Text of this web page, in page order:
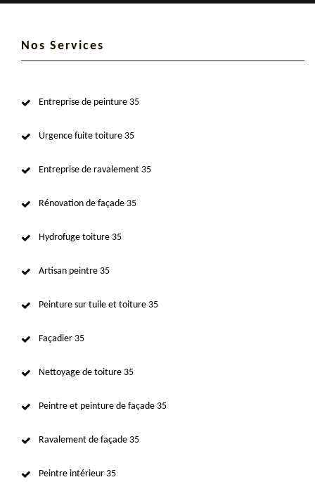
Nos Services
Entreprise de peinture 35
Urgence fuite toiture 35
Entreprise de ravalement 35
Rénovation de façade 35
Hydrofuge toiture 35
Artisan peintre 35
Peinture sur tuile et toiture 35
Façadier 35
Nettoyage de toiture 35
Peintre et peinture de façade 35
Ravalement de façade 35
Peintre intérieur 35